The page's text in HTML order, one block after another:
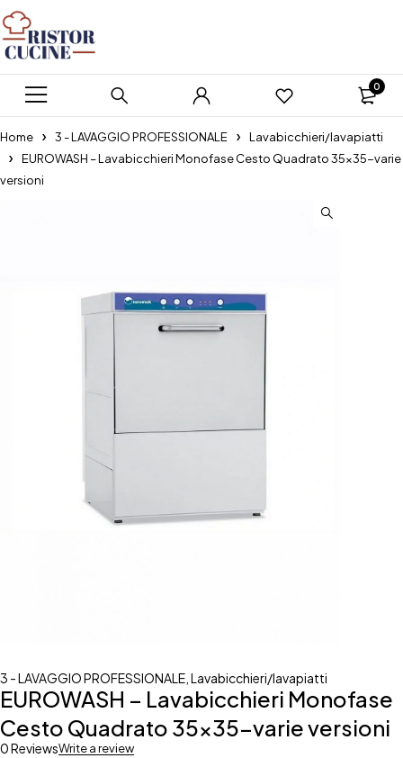
0
Home 3 - LAVAGGIO PROFESSIONALE
Lavabicchieri/lavapiatti
EUROWASH – Lavabicchieri Monofase Cesto Quadrato 35×35-varie
versioni
3 - LAVAGGIO PROFESSIONALE Lavabicchieri/lavapiatti
EUROWASH – Lavabicchieri Monofase
Cesto Quadrato 35×35-varie versioni
0 ReviewsWrite a review